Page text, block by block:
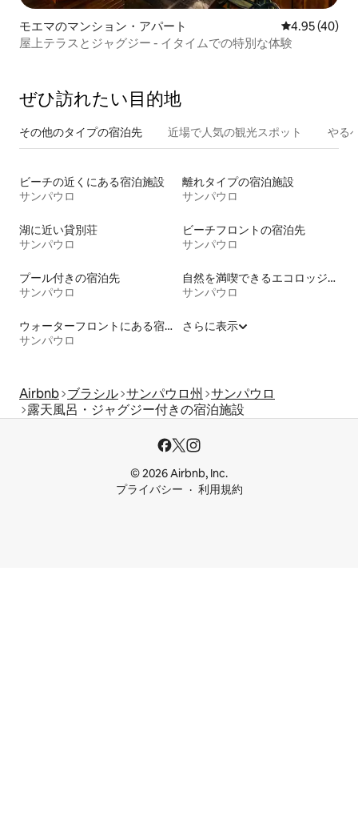
モエマのマンション・アパート レビュー40
4.95 (40)
屋上テラスとジャグジー - イタイムでの特別な体験
ぜひ訪⁠れ⁠た⁠い目⁠的⁠地
その他のタ⁠イ⁠プ⁠の宿⁠泊⁠先 近場で人気の観光スポット やる
ビーチの近くにある宿泊施設
サンパウロ
離れタイプの宿泊施設
サンパウロ
湖に近い貸別荘
サンパウロ
ビーチフロントの宿泊先
サンパウロ
プール付きの宿泊先
サンパウロ
自然を満喫できるエコロッジの宿泊施設
サンパウロ
ウォーターフロントにある宿泊施設
サンパウロ
さらに表示
Airbnb ブラシル サンパウロ州 サンパウロ
露天風呂・ジャグジー付きの宿泊施設
© 2026 Airbnb, Inc.
プライバシー
利用規約